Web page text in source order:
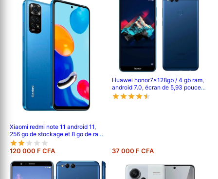
Xiaomi redmi note 11 android 11,
256 go de stockage et 8 go de ram,
écran : 6,6 pouces tft lcd ips,
double caméra arrière de 50 mp + 8
mp, batterie de 5000 mah
120 000 F CFA
Huawei honor7x128gb / 4 gb ram,
android 7.0, écran de 5,93 pouces,
double caméra arrière 16 mp + 2
37 000 F CFA